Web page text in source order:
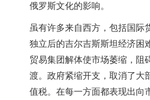
俄罗斯文化的影响。
虽有许多来自西方，包括国际
独立后的吉尔吉斯斯坦经济困
贸易集团解体使市场萎缩，阻
渡。政府紧缩开支，取消了大
值税。在每一方面都表现出向